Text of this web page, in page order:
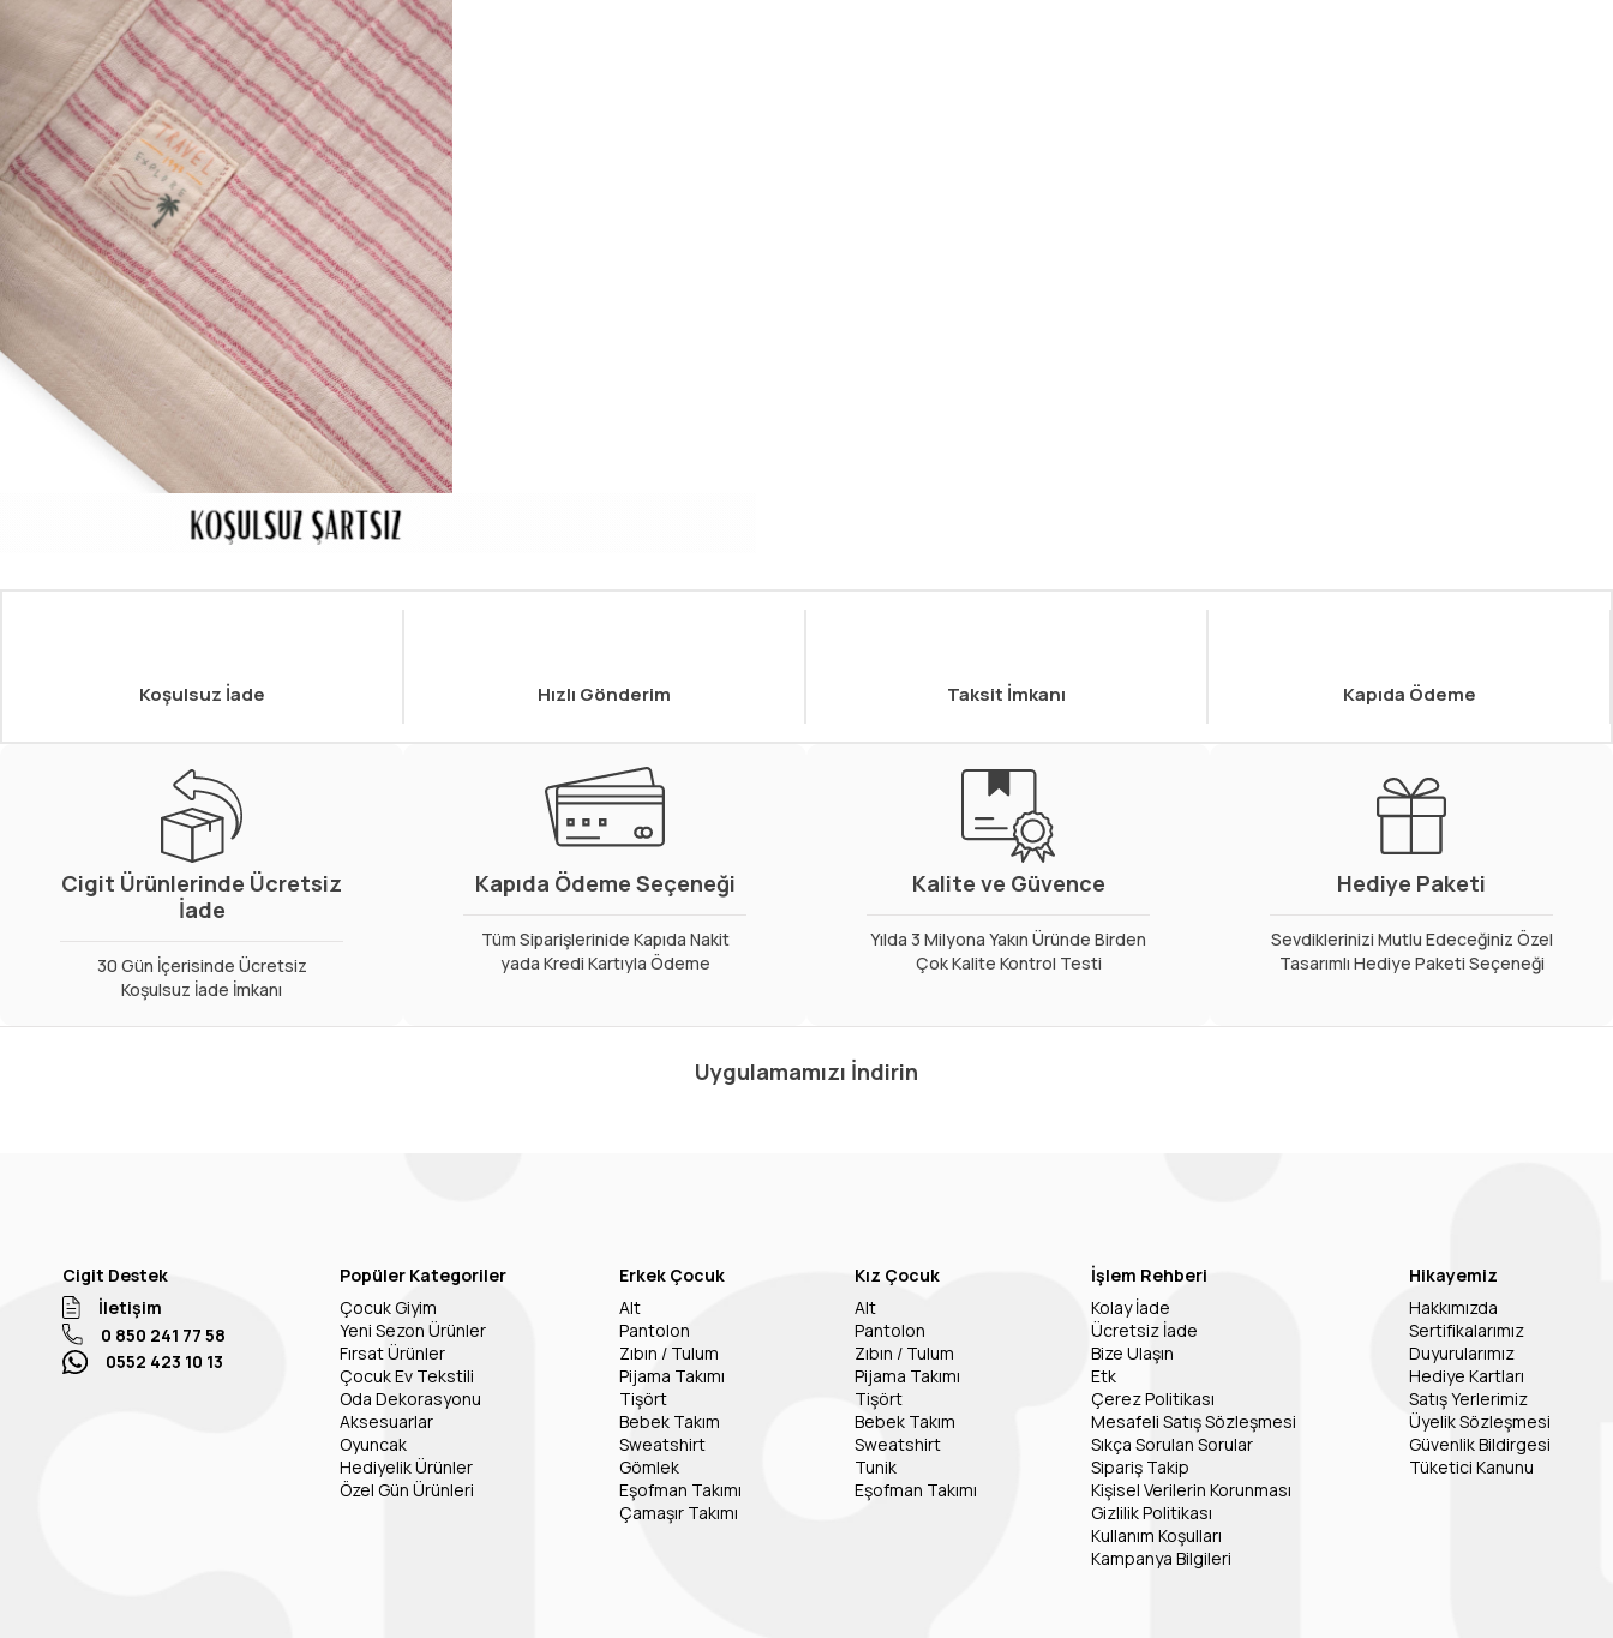
Koşulsuz İade Hızlı Gönderim Taksit İmkanı Kapıda Ödeme
Cigit Ürünlerinde Ücretsiz
İade
30 Gün İçerisinde Ücretsiz
Koşulsuz İade İmkanı
Kapıda Ödeme Seçeneği
Tüm Siparişlerinide Kapıda Nakit
yada Kredi Kartıyla Ödeme
Kalite ve Güvence
Yılda 3 Milyona Yakın Üründe Birden
Çok Kalite Kontrol Testi
Hediye Paketi
Sevdiklerinizi Mutlu Edeceğiniz Özel
Tasarımlı Hediye Paketi Seçeneği
Uygulamamızı İndirin
Cigit Destek
İletişim
0 850 241 77 58
0552 423 10 13
Popüler Kategoriler
Çocuk Giyim
Yeni Sezon Ürünler
Fırsat Ürünler
Çocuk Ev Tekstili
Oda Dekorasyonu
Aksesuarlar
Oyuncak
Hediyelik Ürünler
Özel Gün Ürünleri
Erkek Çocuk
Alt
Pantolon
Zıbın / Tulum
Pijama Takımı
Tişört
Bebek Takım
Sweatshirt
Gömlek
Eşofman Takımı
Çamaşır Takımı
Kız Çocuk
Alt
Pantolon
Zıbın / Tulum
Pijama Takımı
Tişört
Bebek Takım
Sweatshirt
Tunik
Eşofman Takımı
İşlem Rehberi
Kolay İade
Ücretsiz İade
Bize Ulaşın
Etk
Çerez Politikası
Mesafeli Satış Sözleşmesi
Sıkça Sorulan Sorular
Sipariş Takip
Kişisel Verilerin Korunması
Gizlilik Politikası
Kullanım Koşulları
Kampanya Bilgileri
Hikayemiz
Hakkımızda
Sertifikalarımız
Duyurularımız
Hediye Kartları
Satış Yerlerimiz
Üyelik Sözleşmesi
Güvenlik Bildirgesi
Tüketici Kanunu